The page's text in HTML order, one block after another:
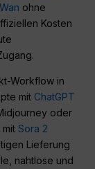
Wan ohne
Kosten
Workflow in
mit ChatGPT
oder
mitSora 2
Lieferung
nahtlose und